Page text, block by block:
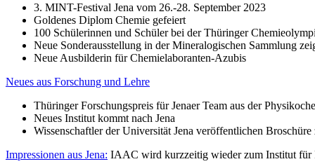
3. MINT-Festival Jena vom 26.-28. September 2023
Goldenes Diplom Chemie gefeiert
100 Schülerinnen und Schüler bei der Thüringer
Neue Sonderausstellung in der Mineralogischen Sammlung
Neue Ausbilderin für Chemielaboranten-Azubis
Neues aus Forschung und Lehre
Thüringer Forschungspreis für Jenaer Team aus der
Neues Institut kommt nach Jena
Wissenschaftler der Universität Jena veröffentlichen
Impressionen aus Jena: IAAC wird kurzzeitig wieder zum Institut für